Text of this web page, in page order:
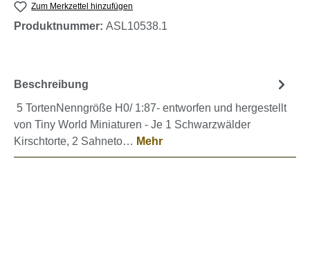
Zum Merkzettel hinzufügen
Produktnummer: ASL10538.1
Beschreibung
5 TortenNenngröße H0/ 1:87- entworfen und hergestellt
von Tiny World Miniaturen - Je 1 Schwarzwälder
Kirschtorte, 2 Sahneto… Mehr